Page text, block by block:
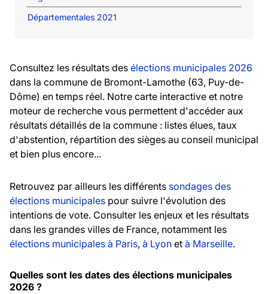
Départementales 2021
Consultez les résultats des élections municipales 2026
dans la commune de Bromont-Lamothe (63, Puy-de-
Dôme) en temps réel. Notre carte interactive et notre
moteur de recherche vous permettent d'accéder aux
résultats détaillés de la commune : listes élues, taux
d'abstention, répartition des sièges au conseil municipal
et bien plus encore...
Retrouvez par ailleurs les différents sondages des
élections municipales pour suivre l'évolution des
intentions de vote. Consulter les enjeux et les résultats
dans les grandes villes de France, notamment les
élections municipales à Paris, à Lyon et à Marseille.
Quelles sont les dates des élections municipales
2026 ?